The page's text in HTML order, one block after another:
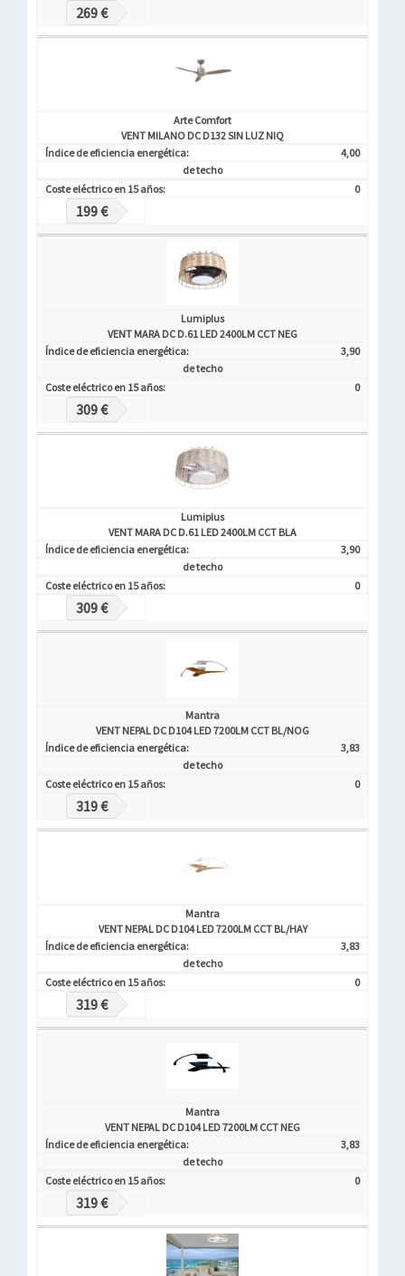
269 €
Arte Comfort
VENT MILANO DC D132 SIN LUZ NIQ
Índice de eficiencia energética:
4,00
de techo
Coste eléctrico en 15 años:
0
199 €
Lumiplus
VENT MARA DC D.61 LED 2400LM CCT NEG
Índice de eficiencia energética:
3,90
de techo
Coste eléctrico en 15 años:
0
309 €
Lumiplus
VENT MARA DC D.61 LED 2400LM CCT BLA
Índice de eficiencia energética:
3,90
de techo
Coste eléctrico en 15 años:
0
309 €
Mantra
VENT NEPAL DC D104 LED 7200LM CCT BL/NOG
Índice de eficiencia energética:
3,83
de techo
Coste eléctrico en 15 años:
0
319 €
Mantra
VENT NEPAL DC D104 LED 7200LM CCT BL/HAY
Índice de eficiencia energética:
3,83
de techo
Coste eléctrico en 15 años:
0
319 €
Mantra
VENT NEPAL DC D104 LED 7200LM CCT NEG
Índice de eficiencia energética:
3,83
de techo
Coste eléctrico en 15 años:
0
319 €